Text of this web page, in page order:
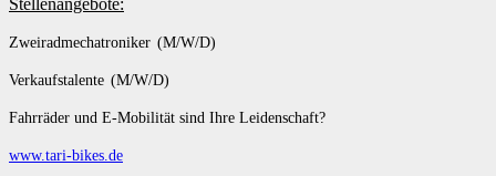
Zweiradmechatroniker (M/W/D)
Verkaufstalente (M/W/D)
Fahrräder und E-Mobilität sind Ihre Leidenschaft?
www.tari-bikes.de